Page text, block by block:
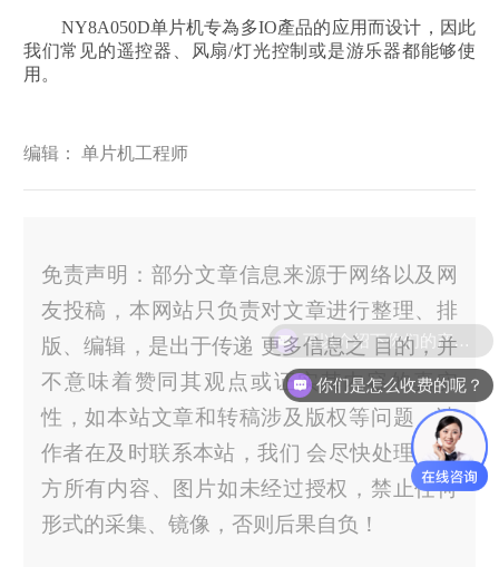
NY8A050D单片机专為多IO產品的应用而设计，因此
我们常见的遥控器、风扇/灯光控制或是游乐器都能够使
用。
编辑： 单片机工程师
免责声明：部分文章信息来源于网络以及网
友投稿，本网站只负责对文章进行整理、排
版、编辑，是出于传递 更多信息之 目的，并
不意味着赞同其观点或证实其内容的真实
性，如本站文章和转稿涉及版权等问题，请
作者在及时联系本站，我们 会尽快处理。官
方所有内容、图片如未经过授权，禁止任何
形式的采集、镜像，否则后果自负！
你们是怎么收费的呢？